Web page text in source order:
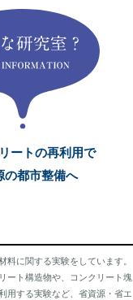
ートの再利用で
の都市整備へ
料に関する実験をしています。
ート構造物や、コンクリート塊
用する実験など、省資源・省エ